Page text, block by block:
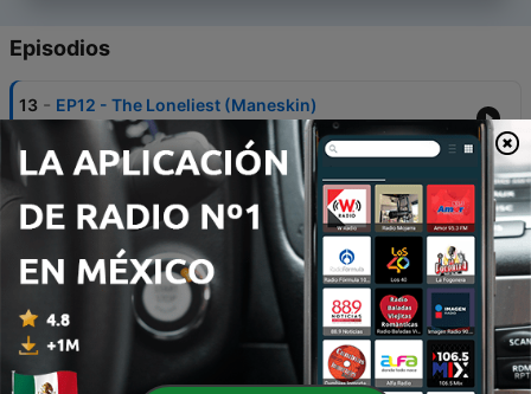
Episodios
13 - EP12 - The Loneliest (Maneskin)
02 sep. 2024
12 - EP11 - Footballer's Wife (Amy Macdonald)
05 sep. 2023
11 - EP10 - Easy on me (Adele)
24 ago. 2023
10 - EP09 - Too Bad (Nickelback)
21 ago. 2023